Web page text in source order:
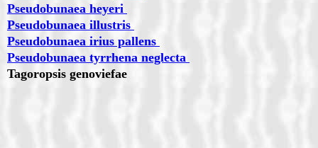
Pseudobunaea heyeri
Pseudobunaea illustris
Pseudobunaea irius pallens
Pseudobunaea tyrrhena neglecta
Tagoropsis genoviefae